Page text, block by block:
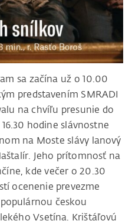
sa začína už o 10.00
predstavením SMRADI
na chvíľu presunie do
hodine slávnostne
na Moste slávy lanový
Jeho prítomnosť na
kde večer o 20.30
ocenenie prevezme
českou
Vsetína. Krištáľovú